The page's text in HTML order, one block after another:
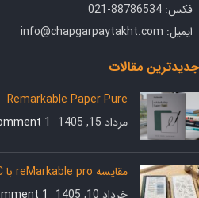
فکس: 88786534-021
ایمیل: info@chapgarpaytakht.com
جدیدترین مقالات
Remarkable Paper Pure
مرداد 15, 1405
1 Comment
مقایسه reMarkable pro با Onyx boox Air 5C